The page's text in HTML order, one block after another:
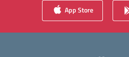
App Store